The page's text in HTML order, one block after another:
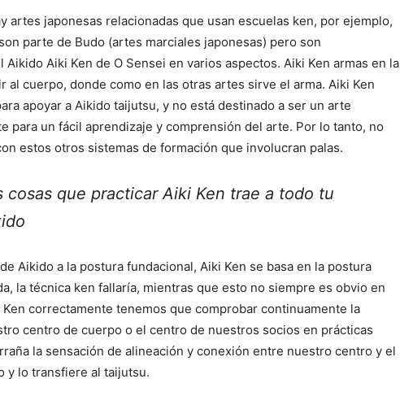
artes japonesas relacionadas que usan escuelas ken, por ejemplo,
parte de Budo (artes marciales japonesas) pero son
Aiki Ken de O Sensei en varios aspectos. Aiki Ken armas en la
al cuerpo, donde como en las otras artes sirve el arma. Aiki Ken
apoyar a Aikido taijutsu, y no está destinado a ser un arte
para un fácil aprendizaje y comprensión del arte. Por lo tanto, no
estos otros sistemas de formación que involucran palas.
cosas que practicar Aiki Ken trae a todo tu
Aikido a la postura fundacional, Aiki Ken se basa en la postura
la técnica ken fallaría, mientras que esto no siempre es obvio en
correctamente tenemos que comprobar continuamente la
centro de cuerpo o el centro de nuestros socios en prácticas
la sensación de alineación y conexión entre nuestro centro y el
y lo transfiere al taijutsu.